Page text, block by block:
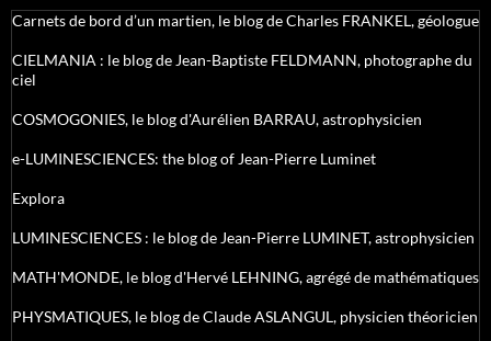
Carnets de bord d’un martien, le blog de Charles FRANKEL, géologue
CIELMANIA : le blog de Jean-Baptiste FELDMANN, photographe du
ciel
COSMOGONIES, le blog d'Aurélien BARRAU, astrophysicien
e-LUMINESCIENCES: the blog of Jean-Pierre Luminet
Explora
LUMINESCIENCES : le blog de Jean-Pierre LUMINET, astrophysicien
MATH'MONDE, le blog d'Hervé LEHNING, agrégé de mathématiques
PHYSMATIQUES, le blog de Claude ASLANGUL, physicien théoricien